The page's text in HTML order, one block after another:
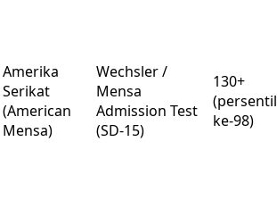
Amerika
Serikat
(American
Mensa)
Wechsler /
Mensa
Admission Test
(SD-15)
130+
(persentil
ke-98)